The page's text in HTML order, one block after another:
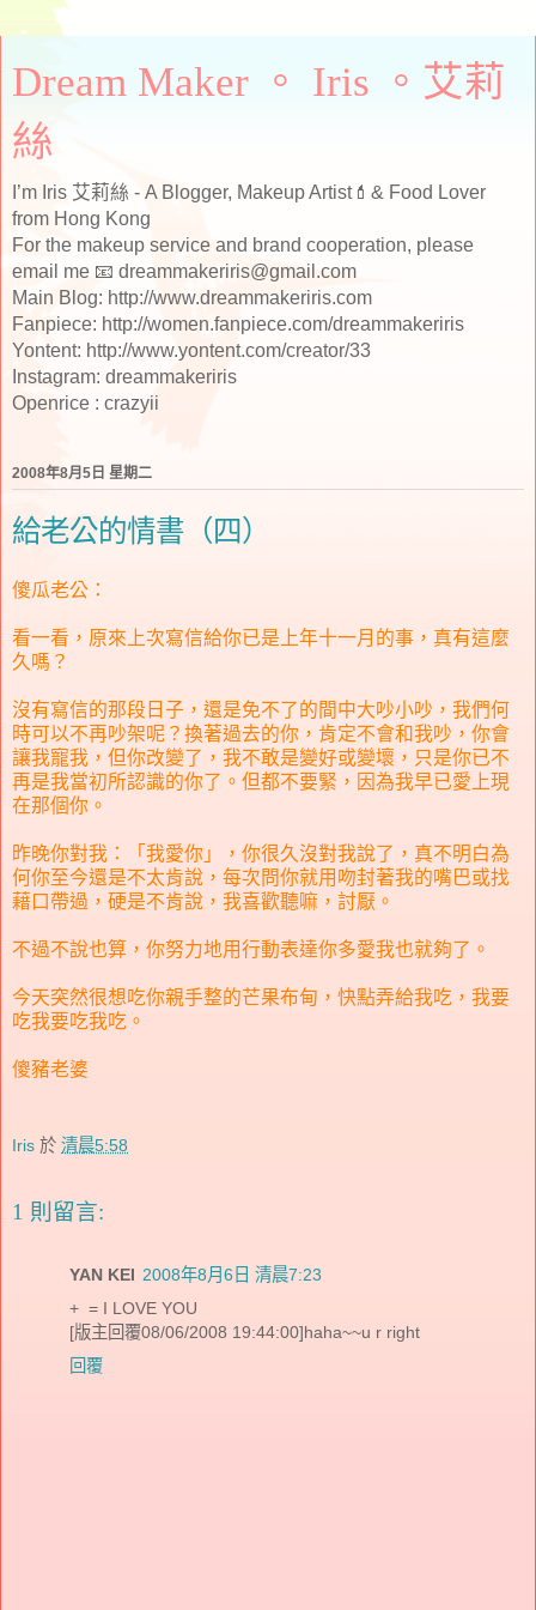
Dream Maker 。 Iris 。艾莉
絲
I’m Iris 艾莉絲 - A Blogger, Makeup Artist💄& Food Lover
from Hong Kong
For the makeup service and brand cooperation, please
email me 📧 dreammakeriris@gmail.com
Main Blog: http://www.dreammakeriris.com
Fanpiece: http://women.fanpiece.com/dreammakeriris
Yontent: http://www.yontent.com/creator/33
Instagram: dreammakeriris
Openrice : crazyii
2008年8月5日 星期二
給老公的情書（四）
傻瓜老公：
看一看，原來上次寫信給你已是上年十一月的事，真有這麼
久嗎？
沒有寫信的那段日子，還是免不了的間中大吵小吵，我們何
時可以不再吵架呢？換著過去的你，肯定不會和我吵，你會
讓我寵我，但你改變了，我不敢是變好或變壞，只是你已不
再是我當初所認識的你了。但都不要緊，因為我早已愛上現
在那個你。
昨晚你對我：「我愛你」，你很久沒對我說了，真不明白為
何你至今還是不太肯說，每次問你就用吻封著我的嘴巴或找
藉口帶過，硬是不肯說，我喜歡聽嘛，討厭。
不過不說也算，你努力地用行動表達你多愛我也就夠了。
今天突然很想吃你親手整的芒果布甸，快點弄給我吃，我要
吃我要吃我吃。
傻豬老婆
Iris 於 清晨5:58
1 則留言:
YAN KEI 2008年8月6日 清晨7:23
+ = I LOVE YOU
[版主回覆08/06/2008 19:44:00]haha~~u r right
回覆